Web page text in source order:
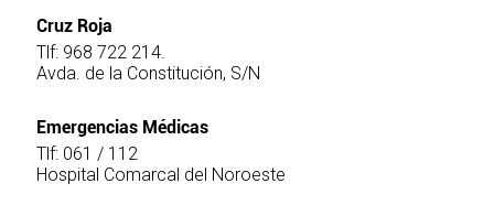
Cruz Roja
Tlf: 968 722 214.
Avda. de la Constitución, S/N
Emergencias Médicas
Tlf: 061 / 112
Hospital Comarcal del Noroeste